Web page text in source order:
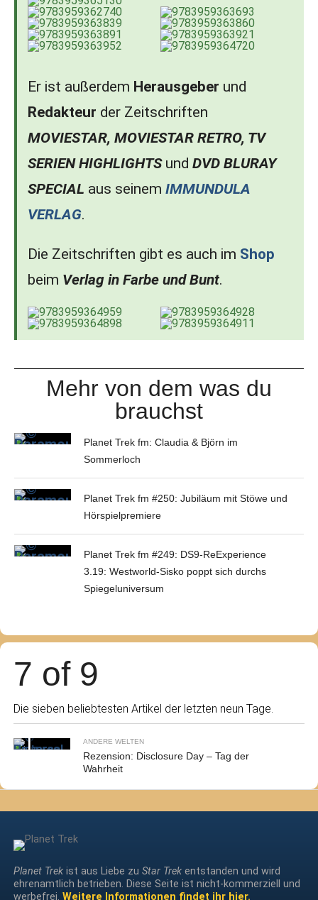
Er ist außerdem Herausgeber und
Redakteur der Zeitschriften
MOVIESTAR, MOVIESTAR RETRO, TV
SERIEN HIGHLIGHTSund DVD BLURAY
SPECIAL aus seinem IMMUNDULA
VERLAG.
Die Zeitschriften gibt es auch im Shop
beim Verlag in Farbe und Bunt.
Mehr von dem was du
brauchst
Planet Trek fm: Claudia & Björn im
Sommerloch
Planet Trek fm #250: Jubiläum mit Stöwe und
Hörspielpremiere
Planet Trek fm #249: DS9-ReExperience
3.19: Westworld-Sisko poppt sich durchs
Spiegeluniversum
7 of 9
Die sieben beliebtesten Artikel der letzten neun Tage.
ANDERE WELTEN
Rezension: Disclosure Day – Tag der
Wahrheit
Planet Trekist aus Liebe zu Star Trekentstanden und wird
ehrenamtlich betrieben. Diese Seite ist nicht-kommerziell und
werbefrei. Weitere Informationen findet ihr hier.